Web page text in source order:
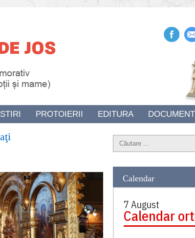
PROTOIERII EDITURA
Calendar
7 August
Calendar